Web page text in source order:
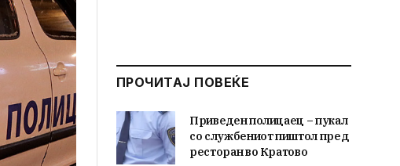
ПРОЧИТАЈ ПОВЕЌЕ
Приведен полицаец – пукал
со службениот пиштол пред
ресторан во Кратово